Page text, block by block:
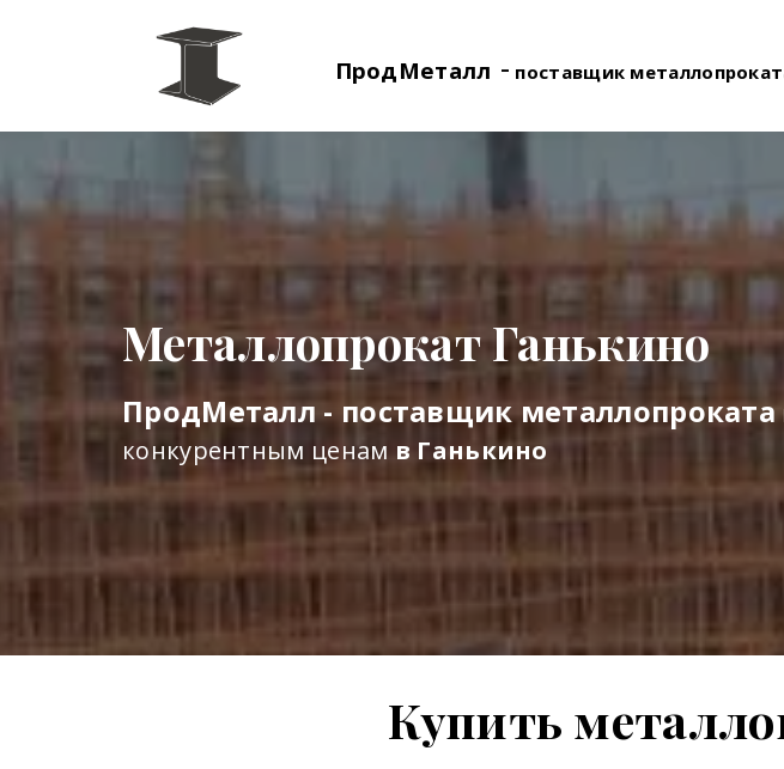
ПродМеталл - поставщик
Металлопрокат Ганькино
ПродМеталл - поставщик металлопроката
конкурентным ценам в Ганькино
Купить